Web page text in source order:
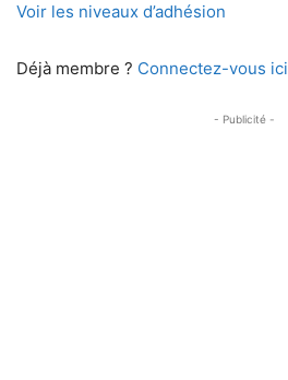
Voir les niveaux d’adhésion
Déjà membre ? Connectez-vous ici
- Publicité -